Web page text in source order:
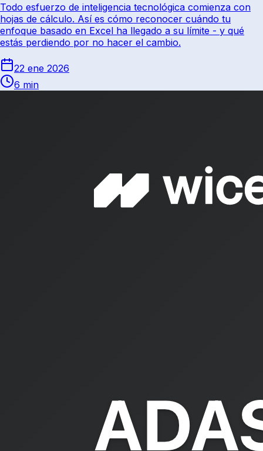
Todo esfuerzo de inteligencia tecnológica comienza con
hojas de cálculo. Así es cómo reconocer cuándo tu
enfoque basado en Excel ha llegado a su límite - y qué
estás perdiendo por no hacer el cambio.
22 ene 2026
6 min